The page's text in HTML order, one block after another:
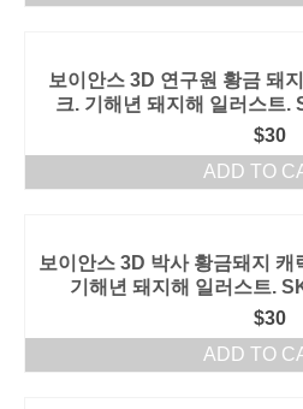
보이안스 3D 연구원 황금 돼
크. 기해년 돼지해 일러스트
$30
ADD TO
보이안스 3D 박사 황금돼지
기해년 돼지해 일러스트.
$30
ADD TO